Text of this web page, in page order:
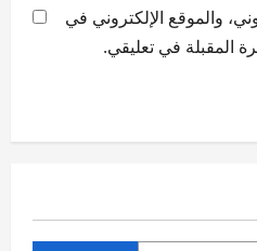
والموقع الإلكتروني في
المقبلة في تعليقي.